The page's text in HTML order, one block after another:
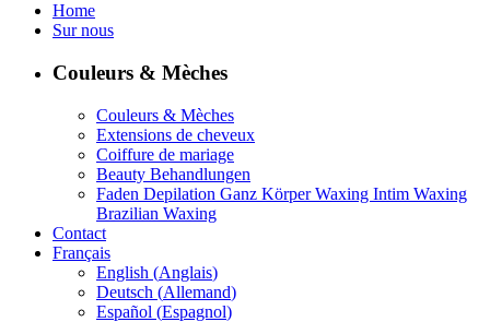
Home
Sur nous
Couleurs & Mèches
Couleurs & Mèches
Extensions de cheveux
Coiffure de mariage
Beauty Behandlungen
Faden Depilation Ganz Körper Waxing Intim Waxing
Brazilian Waxing
Contact
Français
English (Anglais)
Deutsch (Allemand)
Español (Espagnol)